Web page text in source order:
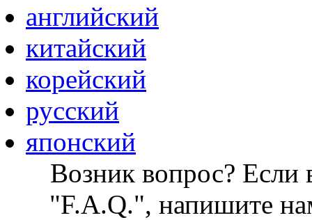
английский
китайский
корейский
русский
японский
Возник вопрос? Если
"F.A.Q.", напишите